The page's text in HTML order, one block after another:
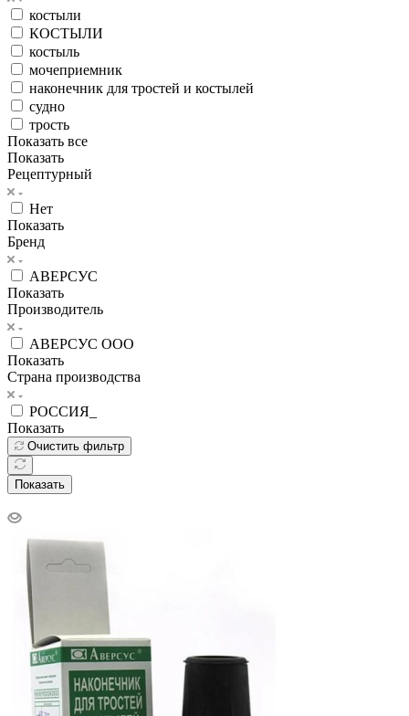
костыли
КОСТЫЛИ
костыль
мочеприемник
наконечник для тростей и костылей
судно
трость
Показать все
Показать
Рецептурный
Нет
Показать
Бренд
АВЕРСУС
Показать
Производитель
АВЕРСУС ООО
Показать
Страна производства
РОССИЯ_
Показать
Очистить фильтр
Показать